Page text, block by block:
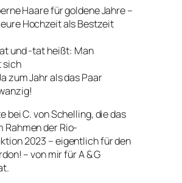
Haare für goldene Jahre –
Hochzeit als Bestzeit
und -tat heißt: Man
sich
zum Jahr als das Paar
bei C. von Schelling, die das
Rahmen der Rio-
2023 – eigentlich für den
– von mir für A & G